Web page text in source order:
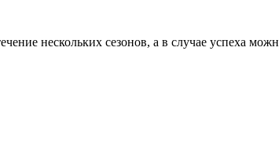
нескольких сезонов, а в случае успеха